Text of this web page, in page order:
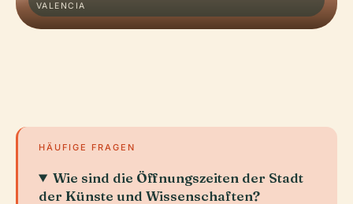
VALENCIA
HÄUFIGE FRAGEN
Wie sind die Öffnungszeiten der Stadt
der Künste und Wissenschaften?